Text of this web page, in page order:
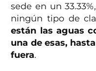
sede en un
ningún tipo de
están las aguas
una de esas,
fuera.